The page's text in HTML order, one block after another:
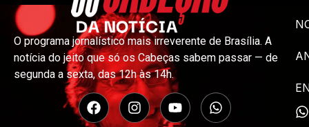
O programa jornalístico mais irreverente de Brasília. A
notícia do jeito que só os Cabeças sabem passar — de
segunda a sexta, das 12h às 14h.